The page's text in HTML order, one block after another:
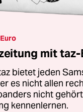
mit
bietet jeden
es nicht allen
nicht
kennenlernen.